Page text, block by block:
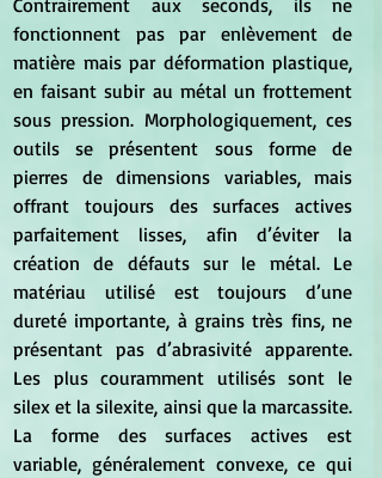
fonctionnent pas par enlèvement de
matière mais par déformation plastique,
en faisant subir au métal un frottement
sous pression. Morphologiquement, ces
outils se présentent sous forme de
pierres de dimensions variables, mais
offrant toujours des surfaces actives
parfaitement lisses, afin d’éviter la
création de défauts sur le métal. Le
matériau utilisé est toujours d’une
dureté importante, à grains très fins, ne
présentant pas d’abrasivité apparente.
Les plus couramment utilisés sont le
silex et la silexite, ainsi que la marcassite.
La forme des surfaces actives est
variable, généralement convexe, ce qui